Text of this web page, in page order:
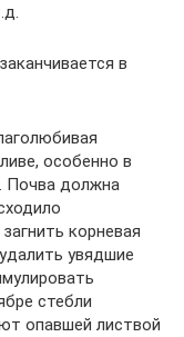
в
особенно в
Почва должна
корневая
увядшие
стебли
опавшей листвой